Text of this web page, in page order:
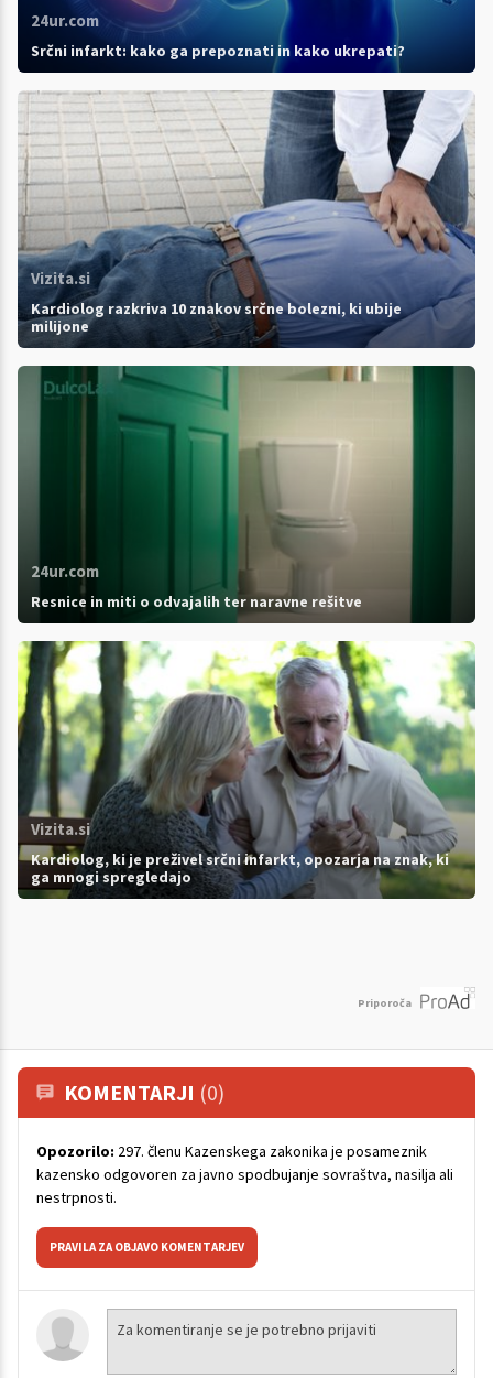
24ur.com
Srčni infarkt: kako ga prepoznati in kako ukrepati?
Vizita.si
Kardiolog razkriva 10 znakov srčne bolezni, ki ubije
milijone
24ur.com
Resnice in miti o odvajalih ter naravne rešitve
Vizita.si
Kardiolog, ki je preživel srčni infarkt, opozarja na znak, ki
ga mnogi spregledajo
Priporoča
KOMENTARJI (0)
Opozorilo: 297. členu Kazenskega zakonika je posameznik
kazensko odgovoren za javno spodbujanje sovraštva, nasilja ali
nestrpnosti.
PRAVILA ZA OBJAVO KOMENTARJEV